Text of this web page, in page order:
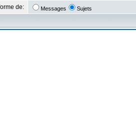
de: Messages Sujets